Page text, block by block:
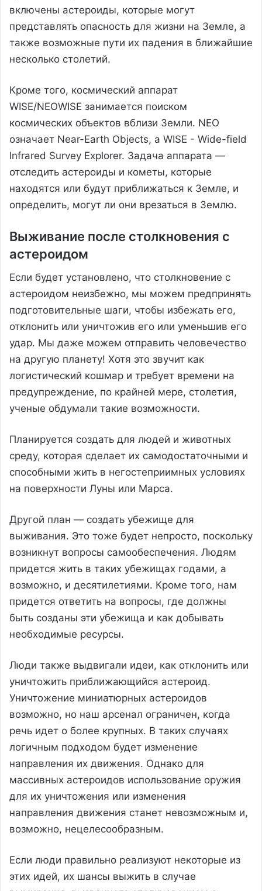
включены астероиды, которые могут
представлять опасность для жизни на Земле, а
также возможные пути их падения в ближайшие
несколько столетий.
Кроме того, космический аппарат
WISE/NEOWISE занимается поиском
космических объектов вблизи Земли. NEO
означает Near-Earth Objects, а WISE - Wide-field
Infrared Survey Explorer. Задача аппарата —
отследить астероиды и кометы, которые
находятся или будут приближаться к Земле, и
определить, могут ли они врезаться в Землю.
Выживание после столкновения с
астероидом
Если будет установлено, что столкновение с
астероидом неизбежно, мы можем предпринять
подготовительные шаги, чтобы избежать его,
отклонить или уничтожив его или уменьшив его
удар. Мы даже можем отправить человечество
на другую планету! Хотя это звучит как
логистический кошмар и требует времени на
предупреждение, по крайней мере, столетия,
ученые обдумали такие возможности.
Планируется создать для людей и животных
среду, которая сделает их самодостаточными и
способными жить в негостеприимных условиях
на поверхности Луны или Марса.
Другой план — создать убежище для
выживания. Это тоже будет непросто, поскольку
возникнут вопросы самообеспечения. Людям
придется жить в таких убежищах годами, а
возможно, и десятилетиями. Кроме того, нам
придется ответить на вопросы, где должны
быть созданы эти убежища и как добывать
необходимые ресурсы.
Люди также выдвигали идеи, как отклонить или
уничтожить приближающийся астероид.
Уничтожение миниатюрных астероидов
возможно, но наш арсенал ограничен, когда
речь идет о более крупных. В таких случаях
логичным подходом будет изменение
направления их движения. Однако для
массивных астероидов использование оружия
для их уничтожения или изменения
направления движения станет невозможным и,
возможно, нецелесообразным.
Если люди правильно реализуют некоторые из
этих идей, их шансы выжить в случае